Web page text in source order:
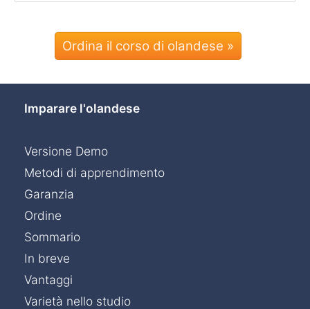
Ordina il corso di olandese »
Imparare l'olandese
Versione Demo
Metodi di apprendimento
Garanzia
Ordine
Sommario
In breve
Vantaggi
Varietà nello studio